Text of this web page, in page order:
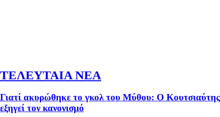
ΤΕΛΕΥΤΑΙΑ ΝΕΑ
Γιατί ακυρώθηκε το γκολ του Μύθου: Ο Κουτσιαύτης
εξηγεί τον κανονισμό